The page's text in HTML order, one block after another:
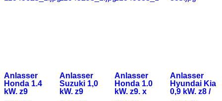
Anlasser
Honda 1.4
kW. z9
Anlasser
Suzuki 1,0
kW. z9
Anlasser
Honda 1.0
kW. z9. x
Anlasser
Hyundai Kia
0,9 kW. z8 /